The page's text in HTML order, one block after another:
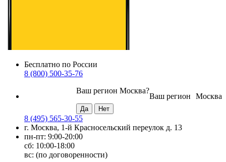
Бесплатно по России
8 (800) 500-35-76
Москва
Ваш регион
Ваш регион Москва?
8 (495) 565-30-55
г. Москва, 1-й Красносельский переулок д. 13
пн-пт: 9:00-20:00
сб: 10:00-18:00
вс: (по договоренности)